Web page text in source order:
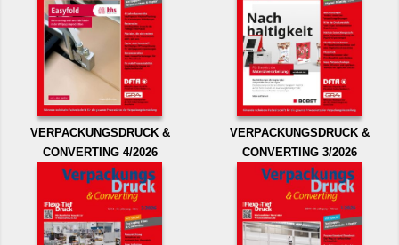
VERPACKUNGSDRUCK &
CONVERTING 4/2026
VERPACKUNGSDRUCK &
CONVERTING 3/2026